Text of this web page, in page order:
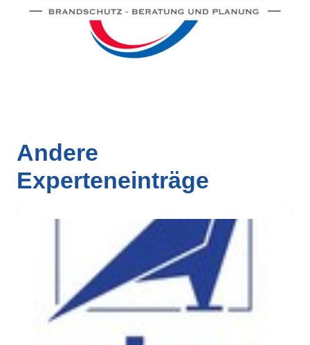
Andere
Experteneinträge